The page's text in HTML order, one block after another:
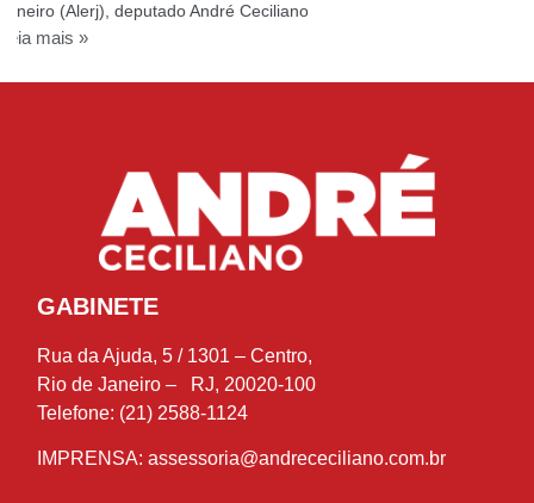
Janeiro (Alerj), deputado André Ceciliano
Leia mais »
GABINETE
Rua da Ajuda, 5 / 1301 – Centro,
Rio de Janeiro – RJ, 20020-100
Telefone: (21) 2588-1124
IMPRENSA: assessoria@andrececiliano.com.br